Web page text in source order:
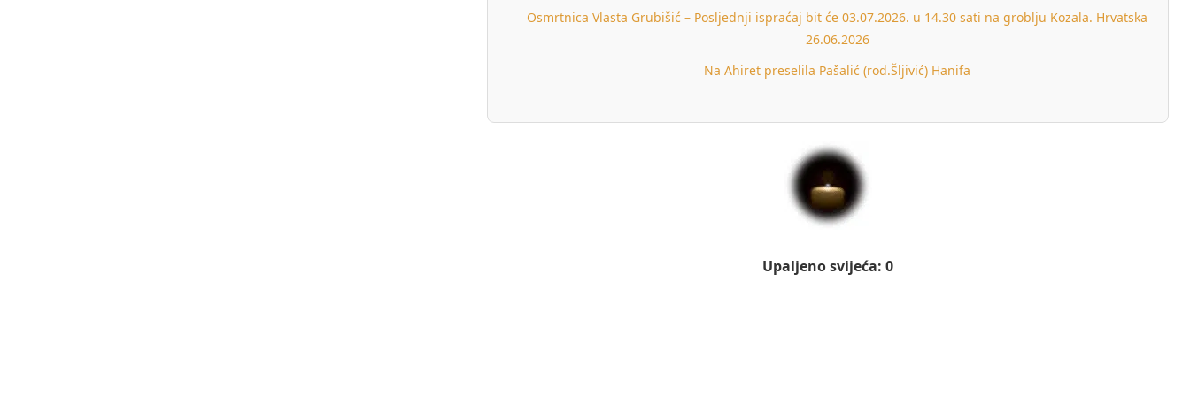
Osmrtnica Vlasta Grubišić – Posljednji ispraćaj bit će 03.07.2026. u 14.30 sati na groblju Kozala. Hrvatska
26.06.2026
Na Ahiret preselila Pašalić (rod.Šljivić) Hanifa
Upaljeno svijeća: 0